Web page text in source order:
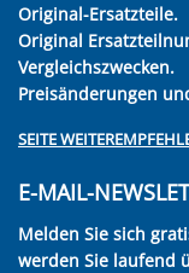
Original-Ersatzteile.
Original
Vergleichszwecken.
Preisänderungen
SEITE
E-MAIL-
Melden Sie sich
werden Sie laufend